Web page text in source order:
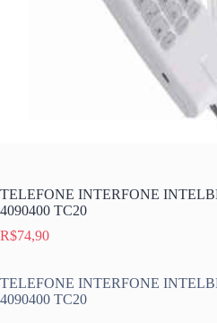
TELEFONE INTERFONE
4090400 TC20
R$74,90
TELEFONE INTERFONE
4090400 TC20